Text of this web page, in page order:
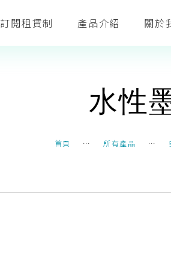
訂閱租賃制 產品介紹 關於
水性
首頁 ⋯ 所有產品 ⋯